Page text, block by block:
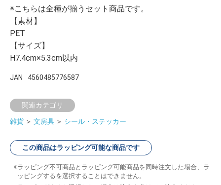
※こちらは全種が揃うセット商品です。
【素材】
PET
【サイズ】
H7.4cm×5.3cm以内
JAN 4560485776587
関連カテゴリ
雑貨 ＞ 文房具 ＞ シール・ステッカー
この商品はラッピング可能な商品です
ラッピング不可商品とラッピング可能商品を同時注文した場合、ラ
ッピングするを選択することはできません。